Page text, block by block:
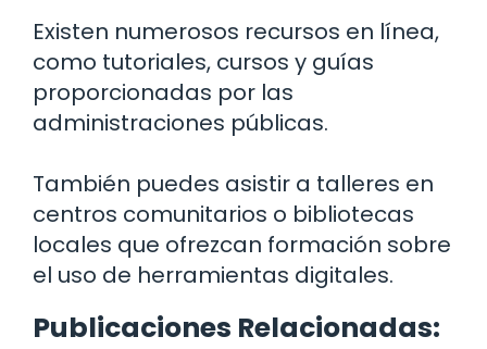
Existen numerosos recursos en línea,
como tutoriales, cursos y guías
proporcionadas por las
administraciones públicas.
También puedes asistir a talleres en
centros comunitarios o bibliotecas
locales que ofrezcan formación sobre
el uso de herramientas digitales.
Publicaciones Relacionadas: